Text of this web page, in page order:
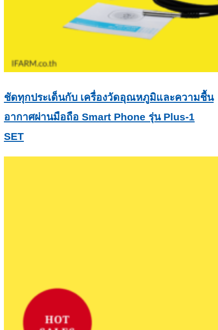
ชัดทุกประเด็นกับ เครื่องวัดอุณหภูมิและความชื้น
อากาศผ่านมือถือ Smart Phone รุ่น Plus-1
SET